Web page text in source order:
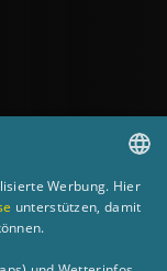
GERMAN
Werbung. Hier
unterstützen, damit